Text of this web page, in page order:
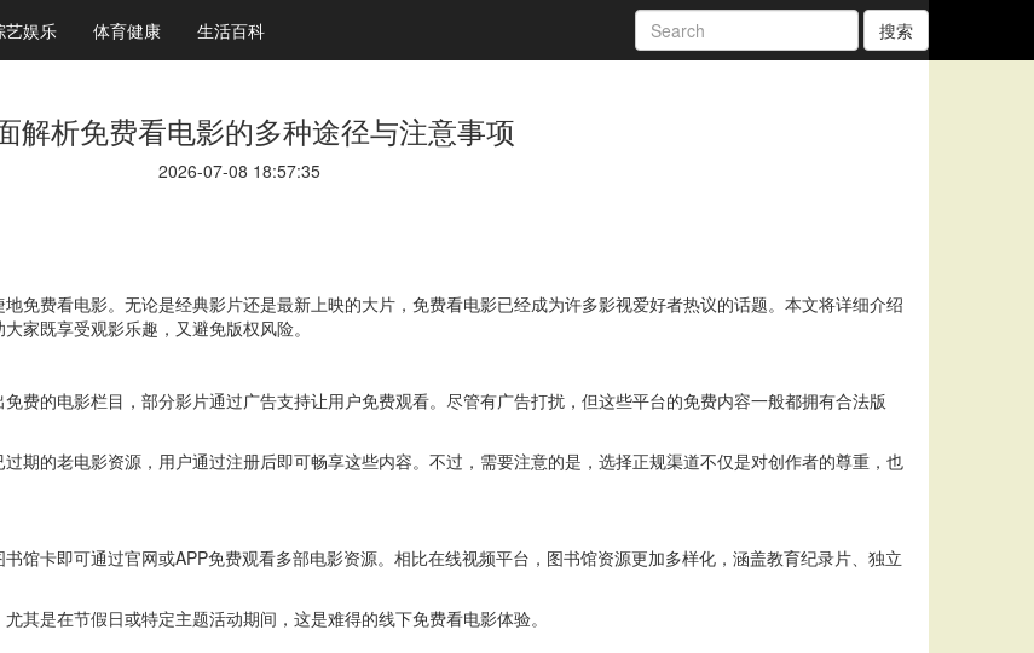
艺娱乐 体育健康 生活百科 搜索
解析免费看电影的多种途径与注意事项
2026-07-08 18:57:35
免费看电影。无论是经典影片还是最新上映的大片，免费看电影已经成为许多影视爱好者热议的话题。本文将详细介绍
家既享受观影乐趣，又避免版权风险。
费的电影栏目，部分影片通过广告支持让用户免费观看。尽管有广告打扰，但这些平台的免费内容一般都拥有合法版
期的老电影资源，用户通过注册后即可畅享这些内容。不过，需要注意的是，选择正规渠道不仅是对创作者的尊重，也
馆卡即可通过官网或APP免费观看多部电影资源。相比在线视频平台，图书馆资源更加多样化，涵盖教育纪录片、独立
其是在节假日或特定主题活动期间，这是难得的线下免费看电影体验。